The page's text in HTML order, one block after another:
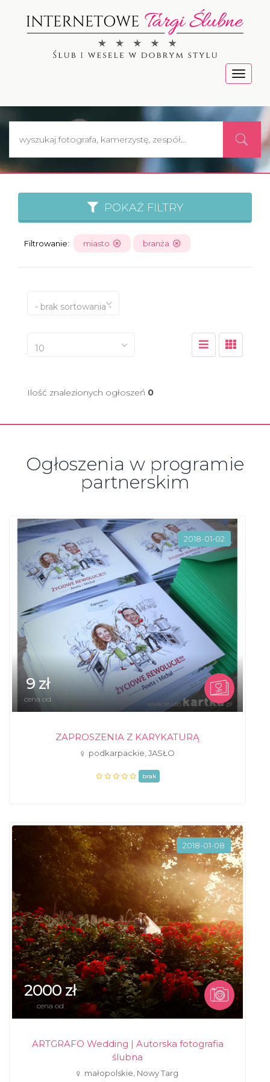
Menu
POKAŻ FILTRY
Filtrowanie: miasto branża
- brak sortowania -
10
Ilość znalezionych ogłoszeń 0
Ogłoszenia w programie
partnerskim
2018-01-02
9 zł
cena od
ZAPROSZENIA Z KARYKATURĄ
podkarpackie, JASŁO
brak
2018-01-08
2000 zł
cena od
ARTGRAFO Wedding | Autorska fotografia
ślubna
małopolskie, Nowy Targ